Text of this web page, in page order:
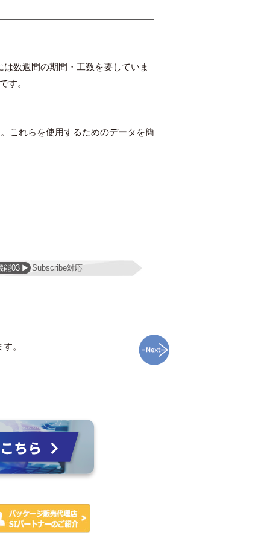
数週間の期間・工数を要していま
す。
これらを使用するためのデータを簡
能03 Subscribe対応
。
接続先クラウド、転送間隔
Microsoft Azure/Amazon